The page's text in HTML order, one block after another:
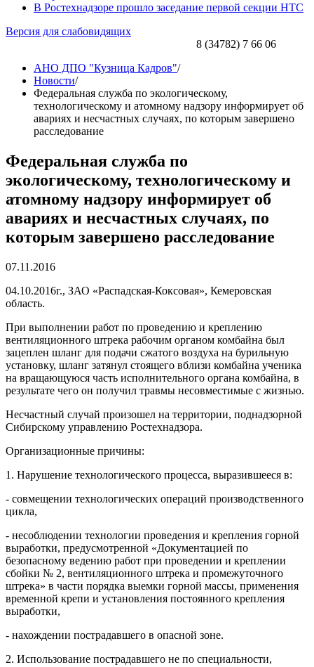
В Ростехнадзоре прошло заседание первой секции НТС
Версия для слабовидящих
8 (34782) 7 66 06
АНО ДПО "Кузница Кадров"/
Новости/
Федеральная служба по экологическому,
технологическому и атомному надзору информирует об
авариях и несчастных случаях, по которым завершено
расследование
Федеральная служба по
экологическому, технологическому и
атомному надзору информирует об
авариях и несчастных случаях, по
которым завершено расследование
07.11.2016
04.10.2016г., ЗАО «Распадская-Коксовая», Кемеровская
область.
При выполнении работ по проведению и креплению
вентиляционного штрека рабочим органом комбайна был
зацеплен шланг для подачи сжатого воздуха на бурильную
установку, шланг затянул стоящего вблизи комбайна ученика
на вращающуюся часть исполнительного органа комбайна, в
результате чего он получил травмы несовместимые с жизнью.
Несчастный случай произошел на территории, поднадзорной
Сибирскому управлению Ростехнадзора.
Организационные причины:
1. Нарушение технологического процесса, выразившееся в:
- совмещении технологических операций производственного
цикла,
- несоблюдении технологии проведения и крепления горной
выработки, предусмотренной «Документацией по
безопасному ведению работ при проведении и креплении
сбойки № 2, вентиляционного штрека и промежуточного
штрека» в части порядка выемки горной массы, применения
временной крепи и установления постоянного крепления
выработки,
- нахождении пострадавшего в опасной зоне.
2. Использование пострадавшего не по специальности,